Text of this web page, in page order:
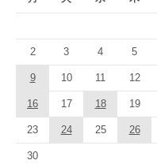
2 3 4 5
9 10 11 12
16 17 18 19
23 24 25 26
30